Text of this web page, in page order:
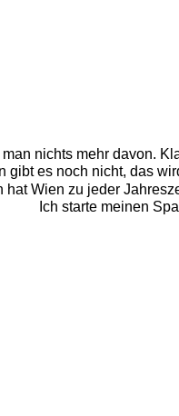
nichts mehr davon.
gibt es noch nicht, das
hat Wien zu jeder
Ich starte meinen